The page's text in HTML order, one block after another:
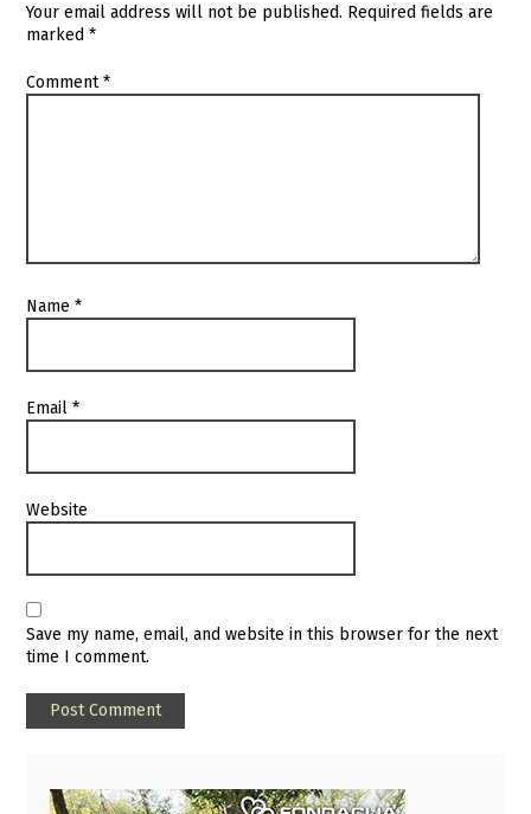
Your email address will not be published. Required fields are
marked*
Comment*
Name*
Email*
Website
Save my name, email, and website in this browser for the next
time I comment.